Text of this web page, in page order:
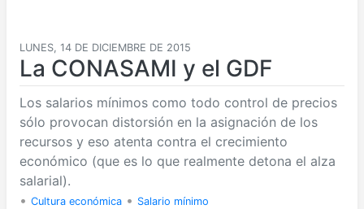
LUNES, 14 DE DICIEMBRE DE 2015
La CONASAMI y el GDF
Los salarios mínimos como todo control de precios
sólo provocan distorsión en la asignación de los
recursos y eso atenta contra el crecimiento
económico (que es lo que realmente detona el alza
salarial).
• Cultura económica • Salario mínimo